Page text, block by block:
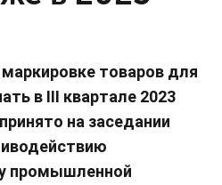
товаров для
в III квартале 2023
на заседании
промышленной